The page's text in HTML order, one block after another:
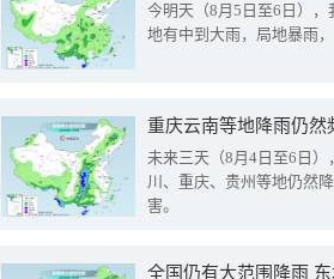
今明天（8月5日至6日）
地有中到大雨，局地暴雨
重庆云南等地降雨仍然
未来三天（8月4日至6日
川、重庆、贵州等地仍然
害。
全国仍有大范围降雨